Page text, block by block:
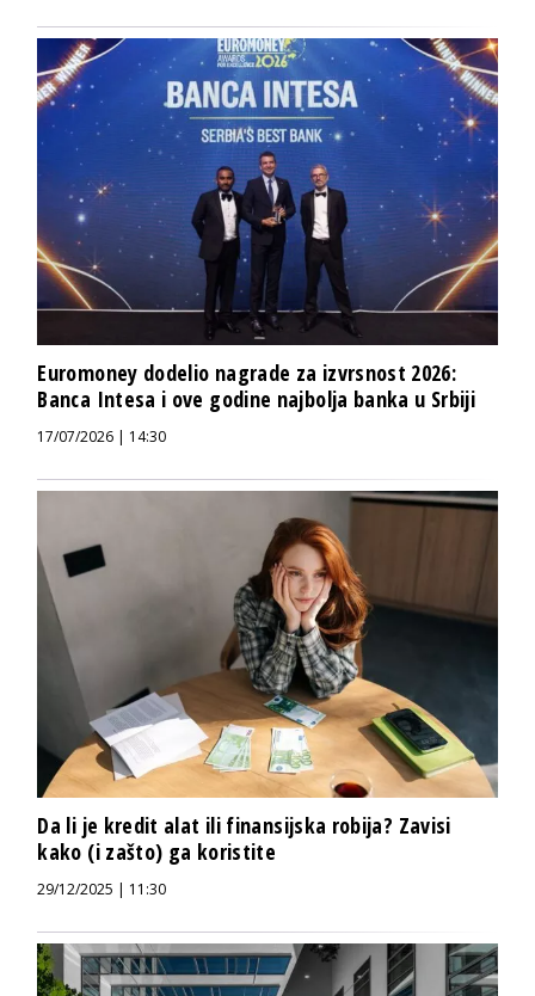
Euromoney dodelio nagrade za izvrsnost 2026:
Banca Intesa i ove godine najbolja banka u Srbiji
17/07/2026 | 14:30
Da li je kredit alat ili finansijska robija? Zavisi
kako (i zašto) ga koristite
29/12/2025 | 11:30